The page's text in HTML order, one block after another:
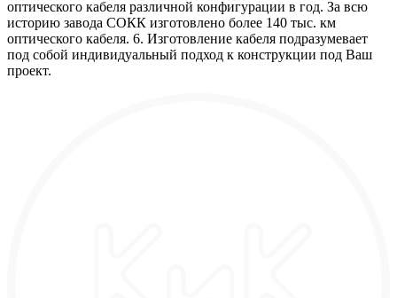
оптического кабеля различной конфигурации в год. За всю
историю завода СОКК изготовлено более 140 тыс. км
оптического кабеля. 6. Изготовление кабеля подразумевает
под собой индивидуальный подход к конструкции под Ваш
проект.